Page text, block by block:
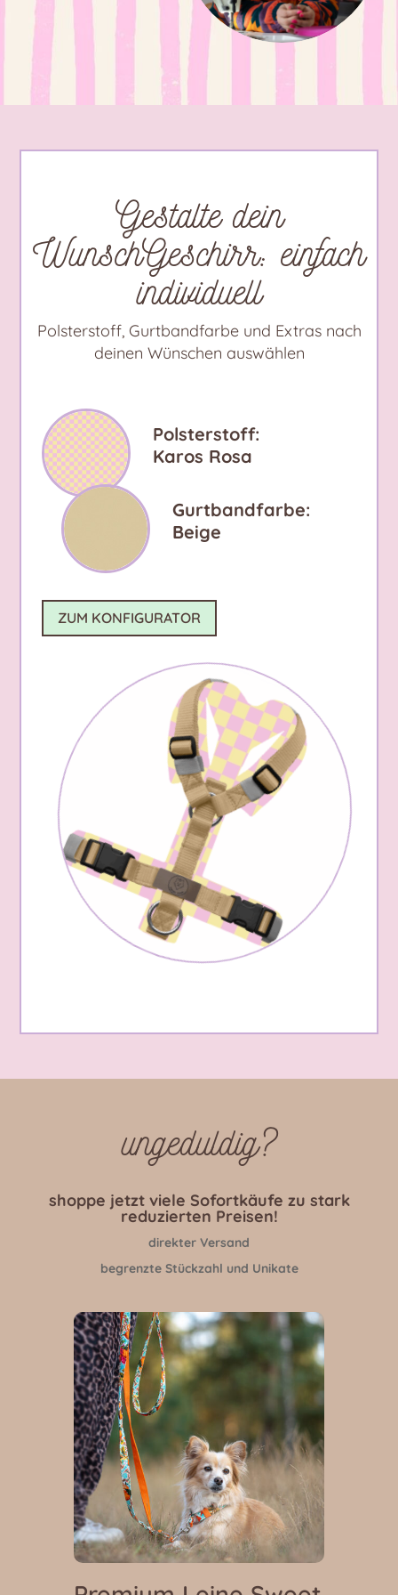
Gestalte dein
WunschGeschirr: einfach
individuell
Polsterstoff, Gurtbandfarbe und Extras nach
deinen Wünschen auswählen
Polsterstoff:
Karos Rosa
Gurtbandfarbe:
Beige
ZUM KONFIGURATOR
ungeduldig?
shoppe jetzt viele Sofortkäufe zu stark
reduzierten Preisen!
direkter Versand
begrenzte Stückzahl und Unikate